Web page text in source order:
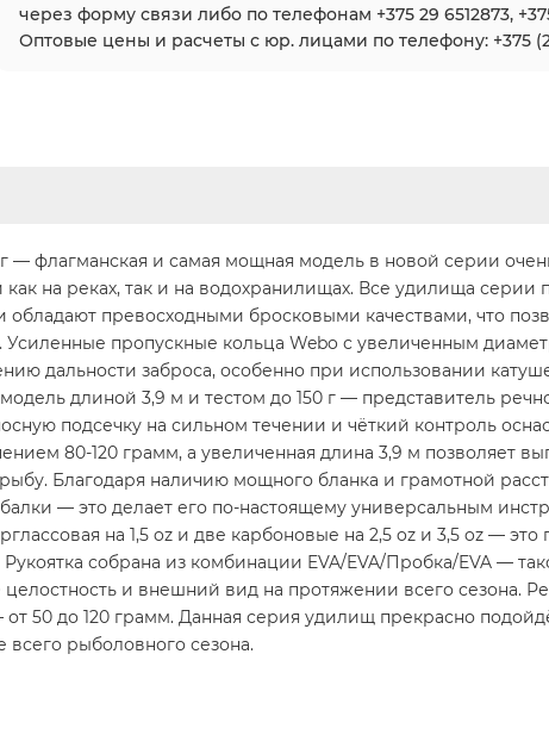
через форму связи либо по телефонам +375 29 6512873,
Оптовые цены и расчеты с юр. лицами по телефону: +375
— флагманская и самая мощная модель в новой серии
на реках, так и на водохранилищах. Все удилища серии
превосходными бросковыми качествами, что
пропускные кольца Webo с увеличенным
дальности заброса, особенно при использовании
длиной 3,9 м и тестом до 150 г — представитель
подсечку на сильном течении и чёткий контроль
80-120 грамм, а увеличенная длина 3,9 м позволяет
Благодаря наличию мощного бланка и грамотной
— это делает его по-настоящему универсальным
на 1,5 oz и две карбоновые на 2,5 oz и 3,5 oz — это
собрана из комбинации EVA/EVA/Пробка/EVA —
и внешний вид на протяжении всего сезона.
50 до 120 грамм. Данная серия удилищ прекрасно
рыболовного сезона.